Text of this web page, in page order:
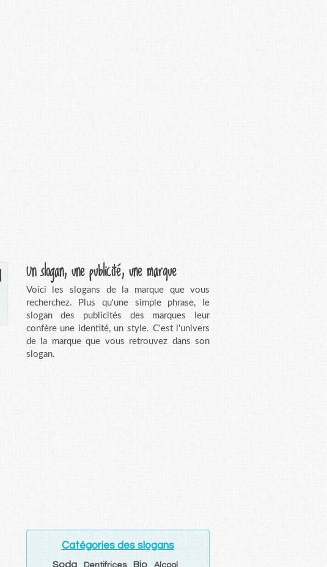
Un slogan, une publicité, une marque
Voici les slogans de la marque que vous
recherchez. Plus qu'une simple phrase, le
slogan des publicités des marques leur
confère une identité, un style. C'est l'univers
de la marque que vous retrouvez dans son
slogan.
Catégories des slogans
Soda Dentifrices Bio Alcool